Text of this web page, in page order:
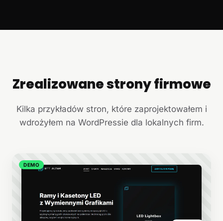
+
Zrealizowane strony firmowe
Kilka przykładów stron, które zaprojektowałem i
wdrożyłem na WordPressie dla lokalnych firm.
DEMO